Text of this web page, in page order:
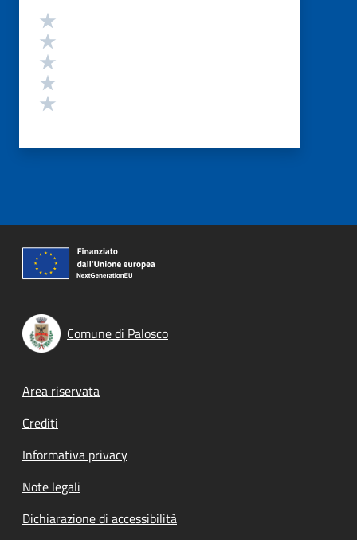
Valutazione
Comune di Palosco
Footer menu
Area riservata
Crediti
Informativa privacy
Note legali
Dichiarazione di accessibilità